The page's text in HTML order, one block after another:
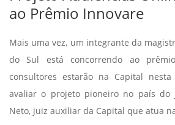
ao Prêmio Innovare
Mais uma vez, um integrante da
do Sul está concorrendo ao
consultores estarão na Capital
avaliar o projeto pioneiro no país do
Neto, juiz auxiliar da Capital que atua